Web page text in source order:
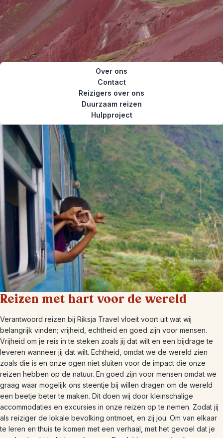
Over ons
Contact
Reizigers over ons
Duurzaam reizen
Hulpproject
Reizen met hart voor de wereld
Verantwoord reizen bij Riksja Travel vloeit voort uit wat wij
belangrijk vinden; vrijheid, echtheid en goed zijn voor mensen.
Vrijheid om je reis in te steken zoals jij dat wilt en een bijdrage te
leveren wanneer jij dat wilt. Echtheid, omdat we de wereld zien
zoals die is en onze ogen niet sluiten voor de impact die onze
reizen hebben op de natuur. En goed zijn voor mensen omdat we
graag waar mogelijk ons steentje bij willen dragen om de wereld
een beetje beter te maken. Dit doen wij door kleinschalige
accommodaties en excursies in onze reizen op te nemen. Zodat jij
als reiziger de lokale bevolking ontmoet, en zij jou. Om van elkaar
te leren en thuis te komen met een verhaal, met het gevoel dat je